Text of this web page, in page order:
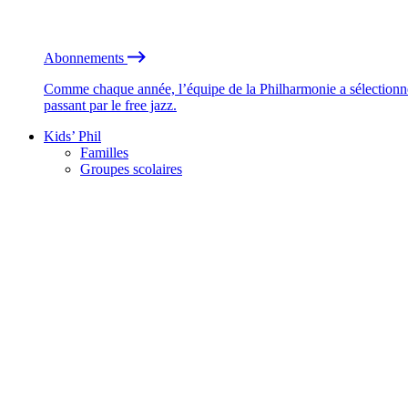
Abonnements
Comme chaque année, l’équipe de la Philharmonie a
passant par le free jazz.
Kids’ Phil
Familles
Groupes scolaires